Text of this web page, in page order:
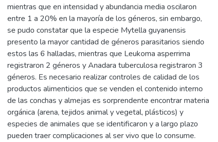
mientras que en intensidad y abundancia media oscilaron
entre 1 a 20% en la mayoría de los géneros, sin embargo,
se pudo constatar que la especie Mytella guyanensis
presento la mayor cantidad de géneros parasitarios siendo
estos las 6 halladas, mientras que Leukoma asperrima
registraron 2 géneros y Anadara tuberculosa registraron 3
géneros. Es necesario realizar controles de calidad de los
productos alimenticios que se venden el contenido interno
de las conchas y almejas es sorprendente encontrar materia
orgánica (arena, tejidos animal y vegetal, plásticos) y
especies de animales que se identificaron y a largo plazo
pueden traer complicaciones al ser vivo que lo consume.